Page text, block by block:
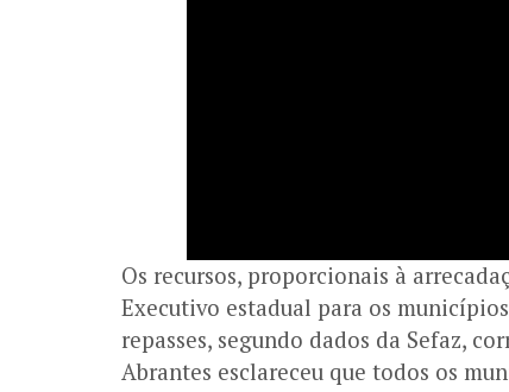
Os recursos, proporcionais à
Executivo estadual para os
repasses, segundo dados da Sefaz,
Abrantes esclareceu que todos os